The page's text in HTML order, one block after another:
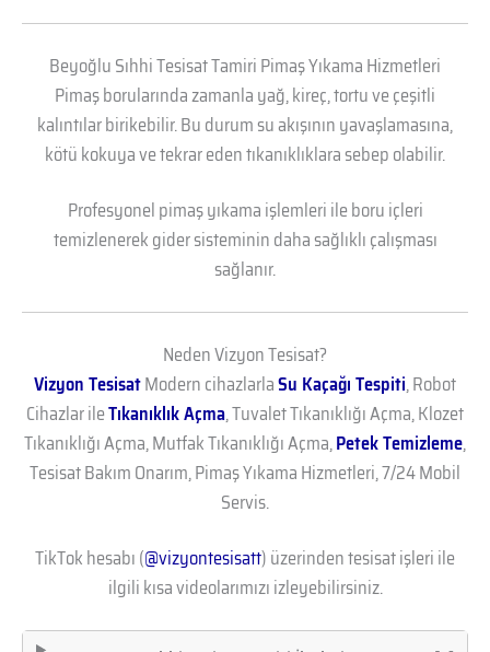
Beyoğlu Sıhhi Tesisat Tamiri Pimaş Yıkama Hizmetleri
Pimaş borularında zamanla yağ, kireç, tortu ve çeşitli
kalıntılar birikebilir. Bu durum su akışının yavaşlamasına,
kötü kokuya ve tekrar eden tıkanıklıklara sebep olabilir.
Profesyonel pimaş yıkama işlemleri ile boru içleri
temizlenerek gider sisteminin daha sağlıklı çalışması
sağlanır.
Neden Vizyon Tesisat?
Vizyon TesisatModern cihazlarlaSu Kaçağı Tespiti, Robot
Cihazlar ileTıkanıklık Açma, Tuvalet Tıkanıklığı Açma, Klozet
Tıkanıklığı Açma, Mutfak Tıkanıklığı Açma,Petek Temizleme,
Tesisat Bakım Onarım, Pimaş Yıkama Hizmetleri, 7/24 Mobil
Servis.
TikTok hesabı (@vizyontesisatt) üzerinden tesisat işleri ile
ilgili kısa videolarımızı izleyebilirsiniz.